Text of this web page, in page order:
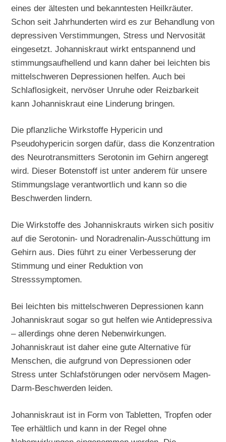
eines der ältesten und bekanntesten Heilkräuter.
Schon seit Jahrhunderten wird es zur Behandlung von
depressiven Verstimmungen, Stress und Nervosität
eingesetzt. Johanniskraut wirkt entspannend und
stimmungsaufhellend und kann daher bei leichten bis
mittelschweren Depressionen helfen. Auch bei
Schlaflosigkeit, nervöser Unruhe oder Reizbarkeit
kann Johanniskraut eine Linderung bringen.
Die pflanzliche Wirkstoffe Hypericin und
Pseudohypericin sorgen dafür, dass die Konzentration
des Neurotransmitters Serotonin im Gehirn angeregt
wird. Dieser Botenstoff ist unter anderem für unsere
Stimmungslage verantwortlich und kann so die
Beschwerden lindern.
Die Wirkstoffe des Johanniskrauts wirken sich positiv
auf die Serotonin- und Noradrenalin-Ausschüttung im
Gehirn aus. Dies führt zu einer Verbesserung der
Stimmung und einer Reduktion von
Stresssymptomen.
Bei leichten bis mittelschweren Depressionen kann
Johanniskraut sogar so gut helfen wie Antidepressiva
– allerdings ohne deren Nebenwirkungen.
Johanniskraut ist daher eine gute Alternative für
Menschen, die aufgrund von Depressionen oder
Stress unter Schlafstörungen oder nervösem Magen-
Darm-Beschwerden leiden.
Johanniskraut ist in Form von Tabletten, Tropfen oder
Tee erhältlich und kann in der Regel ohne